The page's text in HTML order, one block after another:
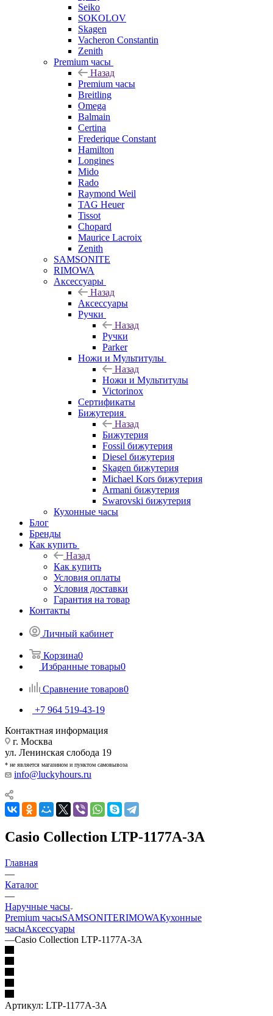
Seiko
SOKOLOV
Skagen
Vacheron Constantin
Zenith
Premium часы
Назад
Premium часы
Breitling
Omega
Balmain
Certina
Frederique Constant
Hamilton
Longines
Mido
Rado
Raymond Weil
TAG Heuer
Tissot
Chopard
Maurice Lacroix
Zenith
SAMSONITE
RIMOWA
Аксессуары
Назад
Аксессуары
Ручки
Назад
Ручки
Parker
Ножи и Мультитулы
Назад
Ножи и Мультитулы
Victorinox
Сертификаты
Бижутерия
Назад
Бижутерия
Fossil бижутерия
Diesel бижутерия
Skagen бижутерия
Michael Kors бижутерия
Armani бижутерия
Swarovski бижутерия
Кухонные часы
Блог
Бренды
Как купить
Назад
Как купить
Условия оплаты
Условия доставки
Гарантия на товар
Контакты
Личный кабинет
Корзина0
Избранные товары0
Сравнение товаров0
+7 964 519-43-19
Контактная информация
г. Москва
ул. Ленинская слобода 19
* не является магазином и пунктом самовывоза
info@luckyhours.ru
Casio Collection LTP-1177A-3A
Главная
—
Каталог
—
Наручные часы
Premium часыSAMSONITERIMOWAКухонные
часыАксессуары
—Casio Collection LTP-1177A-3A
Артикул: LTP-1177A-3A